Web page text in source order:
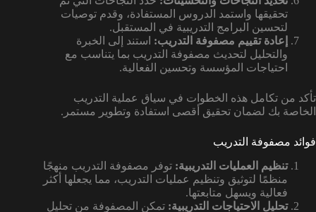
تحقيقها واستمد الدروس المستفادة، وقدم توصيات
لتحسين البرامج التدريبية في المستقبل.
إعادة تقييم مصفوفة التدريب: استند إلى الخبرة
والتحليل لتحديث مصفوفة التدريب بما يتناسب مع
احتياجات المؤسسة وتحسين الفعالية.
تأكد من تكامل هذه الخطوات في سياق عملية التدريب
الخاصة بك لضمان تحقيق أقصى استفادة وتطوير مستمر.
فوائد مصفوفة التدريب
تنظيم العمليات التدريبية: توفر مصفوفة التدريب منهجًا
منظمًا لتوثيق وتنظيم عمليات التدريب، مما يجعلها أكثر
فعالية ويسهل متابعتها.
تحليل الاحتياجات التدريبية: تمكن المصفوفة من تحليل